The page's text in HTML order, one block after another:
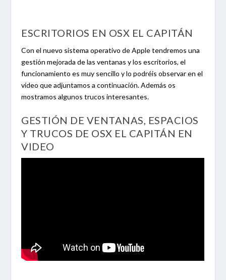
ESCRITORIOS EN OSX EL CAPITÁN
Con el nuevo sistema operativo de Apple tendremos una
gestión mejorada de las ventanas y los escritorios, el
funcionamiento es muy sencillo y lo podréis observar en el
video que adjuntamos a continuación. Además os
mostramos algunos trucos interesantes.
GESTIÓN DE VENTANAS, ESPACIOS
Y TRUCOS DE OSX EL CAPITÁN EN
VIDEO